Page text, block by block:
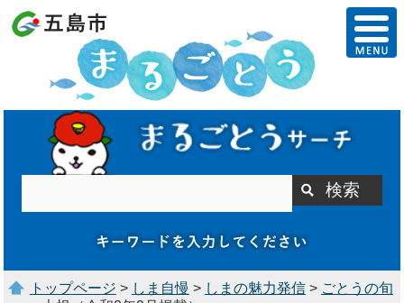
トップページ > しま自慢 > しまの魅力発信> ごとうの旬